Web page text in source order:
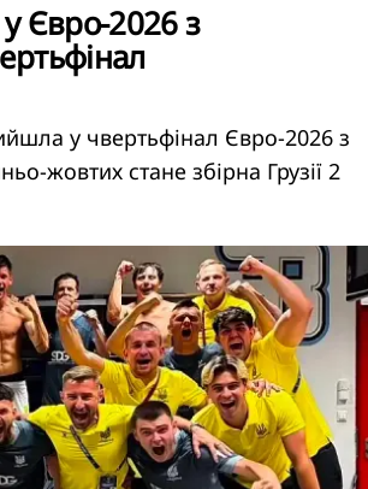
Євро-2026 з
у чвертьфінал Євро-2026 з
жовтих стане збірна Грузії 2